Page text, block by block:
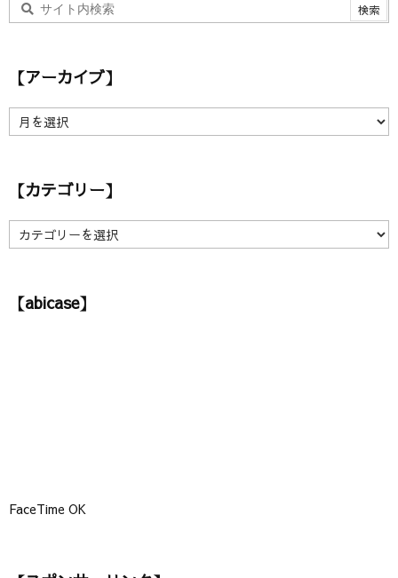
【アーカイブ】
ア
イ【カテゴリー】
【
カ
リ【abicase】
FaceTime OK